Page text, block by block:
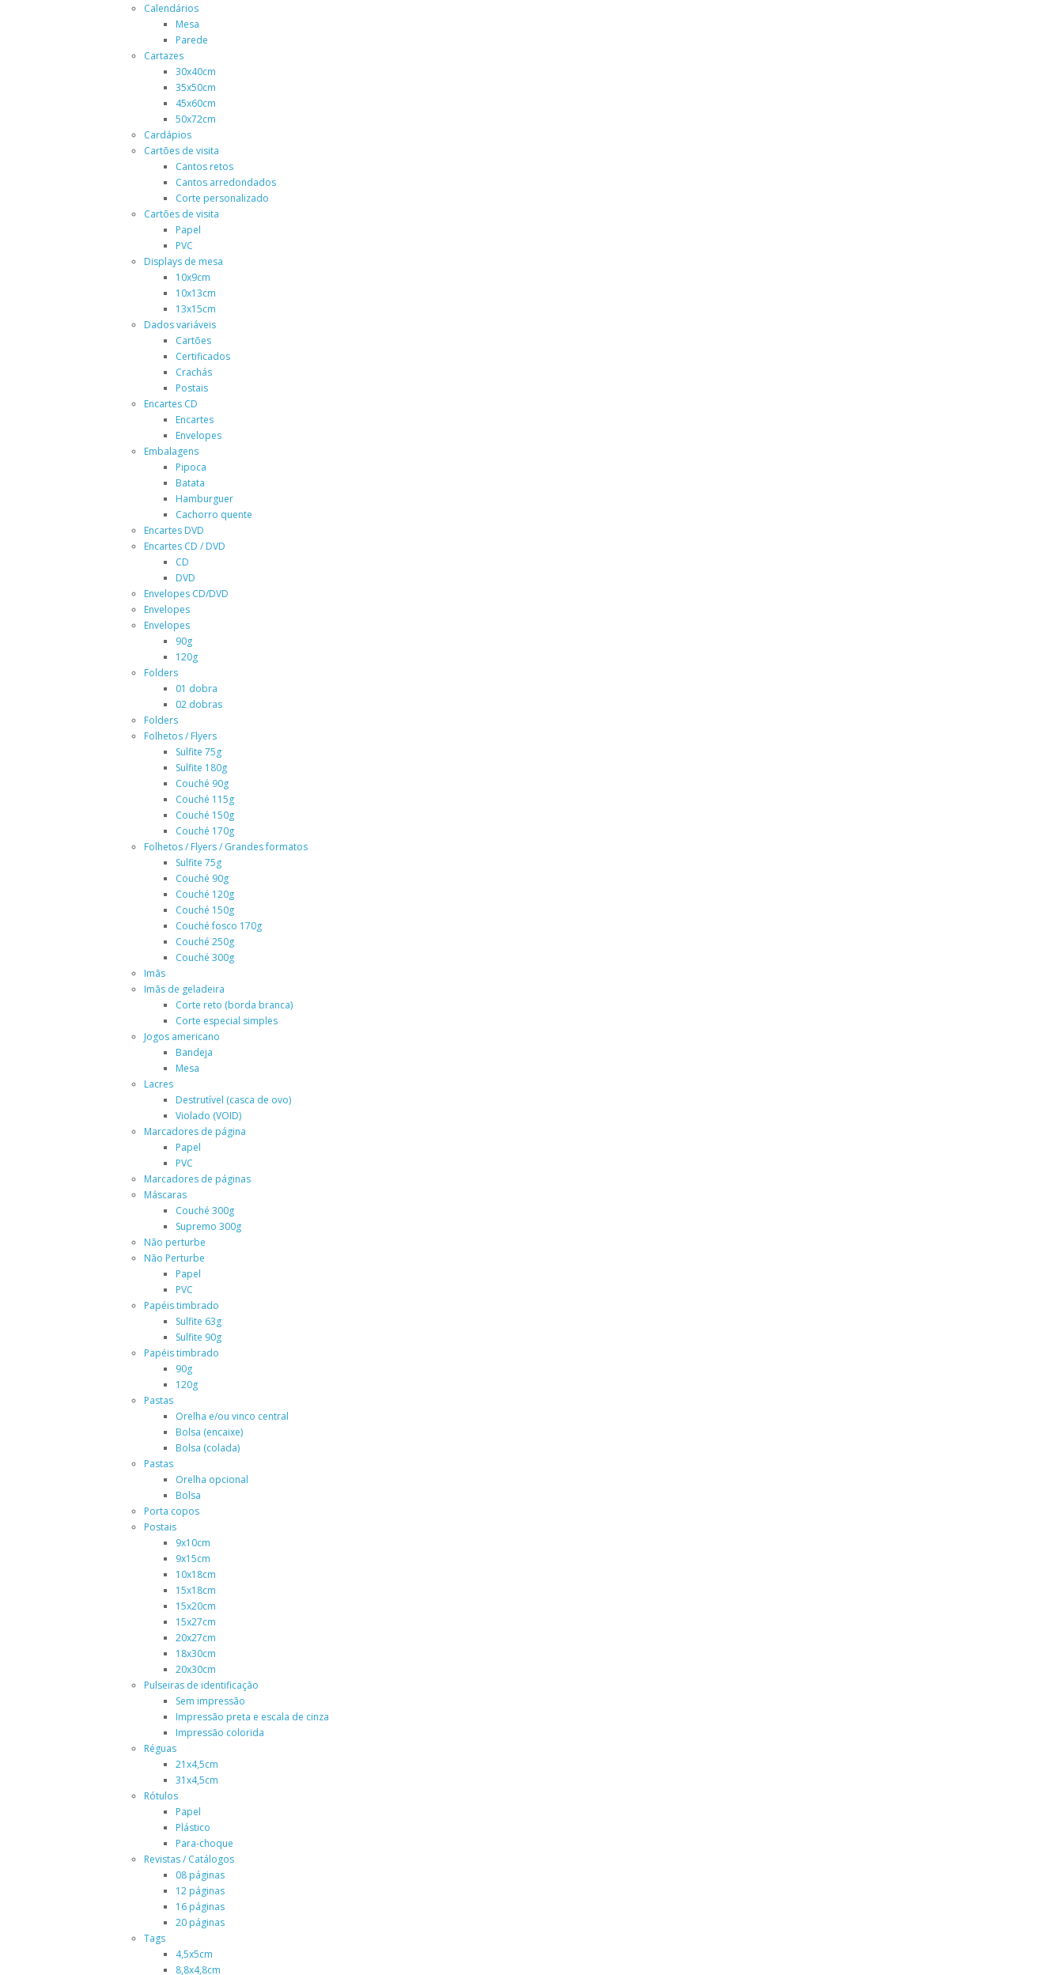
Calendários
Mesa
Parede
Cartazes
30x40cm
35x50cm
45x60cm
50x72cm
Cardápios
Cartões de visita
Cantos retos
Cantos arredondados
Corte personalizado
Cartões de visita
Papel
PVC
Displays de mesa
10x9cm
10x13cm
13x15cm
Dados variáveis
Cartões
Certificados
Crachás
Postais
Encartes CD
Encartes
Envelopes
Embalagens
Pipoca
Batata
Hamburguer
Cachorro quente
Encartes DVD
Encartes CD / DVD
CD
DVD
Envelopes CD/DVD
Envelopes
Envelopes
90g
120g
Folders
01 dobra
02 dobras
Folders
Folhetos / Flyers
Sulfite 75g
Sulfite 180g
Couché 90g
Couché 115g
Couché 150g
Couché 170g
Folhetos / Flyers / Grandes formatos
Sulfite 75g
Couché 90g
Couché 120g
Couché 150g
Couché fosco 170g
Couché 250g
Couché 300g
Imãs
Imãs de geladeira
Corte reto (borda branca)
Corte especial simples
Jogos americano
Bandeja
Mesa
Lacres
Destrutível (casca de ovo)
Violado (VOID)
Marcadores de página
Papel
PVC
Marcadores de páginas
Máscaras
Couché 300g
Supremo 300g
Não perturbe
Não Perturbe
Papel
PVC
Papéis timbrado
Sulfite 63g
Sulfite 90g
Papéis timbrado
90g
120g
Pastas
Orelha e/ou vinco central
Bolsa (encaixe)
Bolsa (colada)
Pastas
Orelha opcional
Bolsa
Porta copos
Postais
9x10cm
9x15cm
10x18cm
15x18cm
15x20cm
15x27cm
20x27cm
18x30cm
20x30cm
Pulseiras de identificação
Sem impressão
Impressão preta e escala de cinza
Impressão colorida
Réguas
21x4,5cm
31x4,5cm
Rótulos
Papel
Plástico
Para-choque
Revistas / Catálogos
08 páginas
12 páginas
16 páginas
20 páginas
Tags
4,5x5cm
8,8x4,8cm